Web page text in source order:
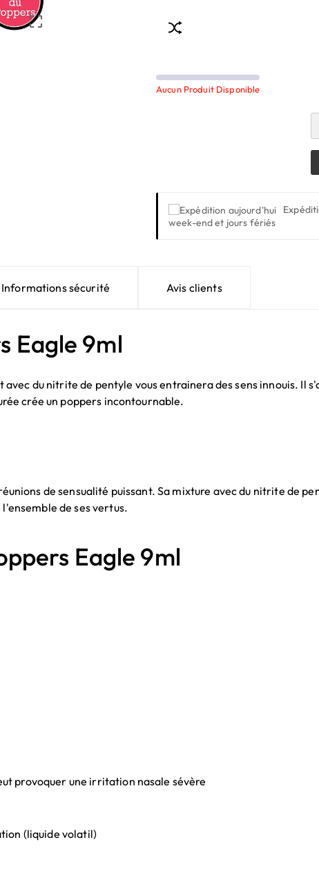

Aucun Produit Disponible
week-end et jours fériés
Informations sécurité Avis clients
Eagle 9ml
du nitrite de pentyle vous entrainera des sens innouis. Il
crée un poppers incontournable.
de sensualité puissant. Sa mixture avec du nitrite de
de ses vertus.
Eagle 9ml
provoquer une irritation nasale sévère
(liquide volatil)